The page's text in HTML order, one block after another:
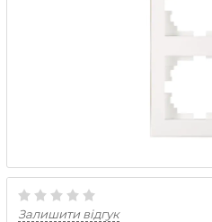
Залишити відгук